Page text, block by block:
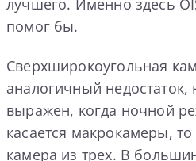
помог бы.
Сверхширокоугольная
аналогичный
выражен, когда ночной
касается макрокамеры,
камера из трех. В